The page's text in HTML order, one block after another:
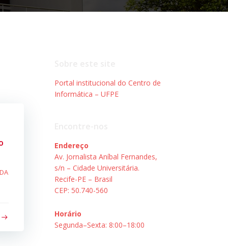
Portal institucional do Centro de
Informática – UFPE
Endereço
Av. Jornalista Aníbal Fernandes,
s/n – Cidade Universitária.
Recife-PE – Brasil
CEP: 50.740-560
Horário
Segunda–Sexta: 8:00–18:00